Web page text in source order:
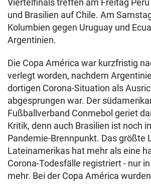
Viertelfinals treffen am Freitag
und Brasilien auf Chile. Am
Kolumbien gegen Uruguay und
Argentinien.
Die Copa América war kurzfristig
verlegt worden, nachdem
dortigen Corona-Situation als
abgesprungen war. Der
Fußballverband Conmebol geriet
Kritik, denn auch Brasilien ist noch
Pandemie-Brennpunkt. Das größte
Lateinamerikas hat mehr als eine
Corona-Todesfälle registriert - nur
mehr. Bei der Copa América